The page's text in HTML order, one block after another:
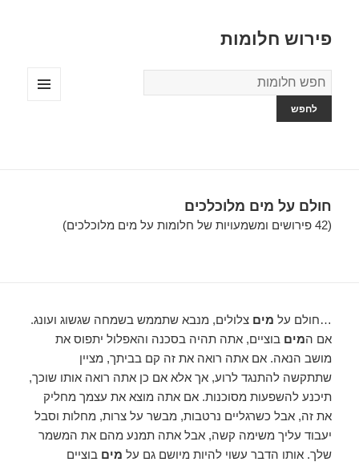
פירוש חלומות
מילון
החלומות
חולם על מים מלוכלכים
(42 פירושים ומשמעויות של חלומות על מים מלוכלכים)
…חולם על מים צלולים, מנבא שתממש בשמחה שגשוג ועונג.
אם המים בוציים, אתה תהיה בסכנה והאפלול יתפוס את
מושב הנאה. אם אתה רואה את זה קם בביתך, מציין
שתתקשה להתנגד לרוע, אך אלא אם כן אתה רואה אותו שוכך,
תיכנע להשפעות מסוכנות. אם אתה מוצא את עצמך מחליק
את זה, אבל כשרגליים נרטבות, מבשר על צרות, מחלות וסבל
יעבוד עליך משימה קשה, אבל אתה תמנע מהם את המשמר
שלך. אותו הדבר עשוי להיות מיושם גם על מים בוציים